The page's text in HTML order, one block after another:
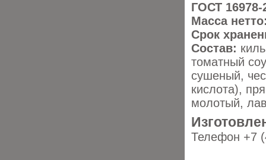
ГОСТ 16978-
Масса
Срок
Состав:
томатный
сушеный,
кислота),
молотый,
Телефон +7